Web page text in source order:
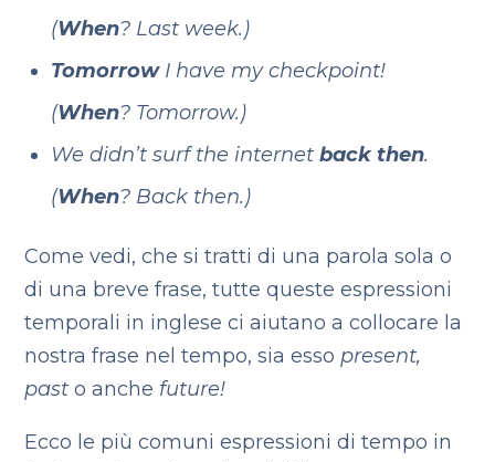
(When? Last week.)
TomorrowI have my checkpoint!
(When? Tomorrow.)
We didn’t surf the internet back then.
(When? Back then.)
Come vedi, che si tratti di una parola sola o
di una breve frase, tutte queste espressioni
temporali in inglese ci aiutano a collocare la
nostra frase nel tempo, sia esso present,
pasto anche future!
Ecco le più comuni espressioni di tempo in